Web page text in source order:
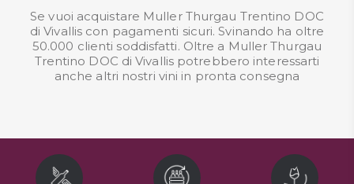
Se vuoi acquistare Muller Thurgau Trentino DOC
di Vivallis con pagamenti sicuri. Svinando ha oltre
50.000 clienti soddisfatti. Oltre a Muller Thurgau
Trentino DOC di Vivallis potrebbero interessarti
anche altri nostri vini in pronta consegna